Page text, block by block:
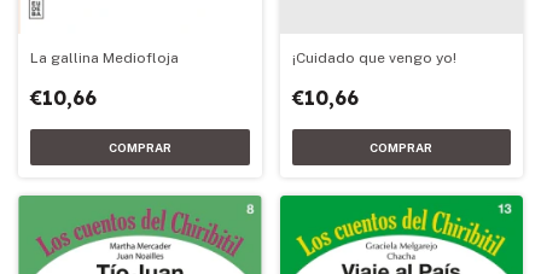
La gallina Mediofloja
€10,66
¡Cuidado que vengo yo!
€10,66